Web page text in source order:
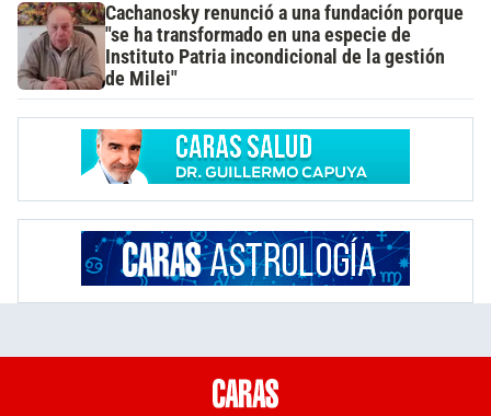
Cachanosky renunció a una fundación porque
"se ha transformado en una especie de
Instituto Patria incondicional de la gestión
de Milei"